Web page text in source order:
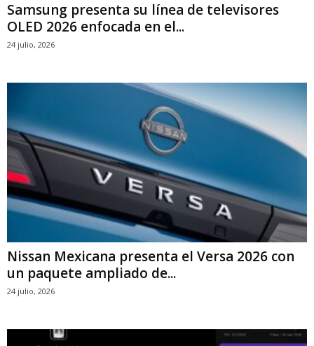
Samsung presenta su línea de televisores
OLED 2026 enfocada en el...
24 julio, 2026
Nissan Mexicana presenta el Versa 2026 con
un paquete ampliado de...
24 julio, 2026